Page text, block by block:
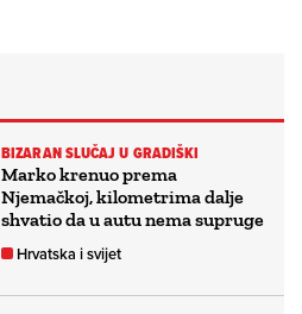
BIZARAN SLUČAJ U GRADIŠKI
Marko krenuo prema
Njemačkoj, kilometrima dalje
shvatio da u autu nema supruge
Hrvatska i svijet